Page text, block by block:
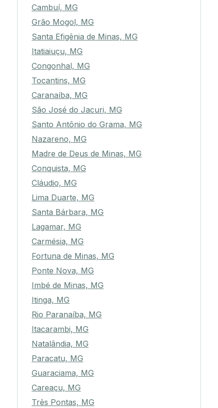
Cambuí, MG
Grão Mogol, MG
Santa Efigênia de Minas, MG
Itatiaiuçu, MG
Congonhal, MG
Tocantins, MG
Caranaíba, MG
São José do Jacuri, MG
Santo Antônio do Grama, MG
Nazareno, MG
Madre de Deus de Minas, MG
Conquista, MG
Cláudio, MG
Lima Duarte, MG
Santa Bárbara, MG
Lagamar, MG
Carmésia, MG
Fortuna de Minas, MG
Ponte Nova, MG
Imbé de Minas, MG
Itinga, MG
Rio Paranaíba, MG
Itacarambi, MG
Natalândia, MG
Paracatu, MG
Guaraciama, MG
Careaçu, MG
Três Pontas, MG